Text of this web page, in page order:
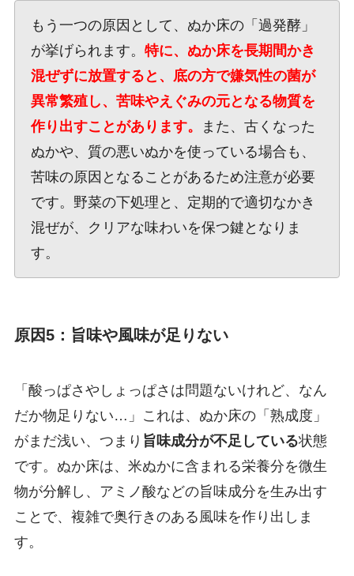
もう一つの原因として、ぬか床の「過発酵」
が挙げられます。 特に、ぬか床を長期間かき
混ぜずに放置すると、底の方で嫌気性の菌が
異常繁殖し、苦味やえぐみの元となる物質を
作り出すことがあります。
また、古くなった
ぬかや、質の悪いぬかを使っている場合も、
苦味の原因となることがあるため注意が必要
です。野菜の下処理と、定期的で適切なかき
混ぜが、クリアな味わいを保つ鍵となりま
す。
原因5：旨味や風味が足りない
「酸っぱさやしょっぱさは問題ないけれど、なん
だか物足りない…」これは、ぬか床の「熟成度」
がまだ浅い、つまり 旨味成分が不足している状態
です。ぬか床は、米ぬかに含まれる栄養分を微生
物が分解し、アミノ酸などの旨味成分を生み出す
ことで、複雑で奥行きのある風味を作り出しま
す。